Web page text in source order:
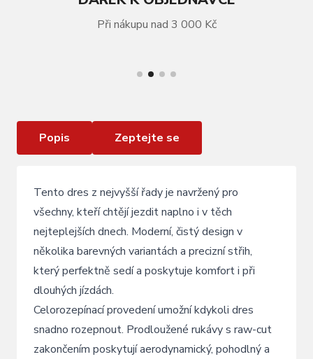
Při nákupu nad 3 000 Kč
Popis Zeptejte se
Tento dres z nejvyšší řady je navržený pro
všechny, kteří chtějí jezdit naplno i v těch
nejteplejších dnech. Moderní, čistý design v
několika barevných variantách a precizní střih,
který perfektně sedí a poskytuje komfort i při
dlouhých jízdách.
Celorozepínací provedení umožní kdykoli dres
snadno rozepnout. Prodloužené rukávy s raw-cut
zakončením poskytují aerodynamický, pohodlný a